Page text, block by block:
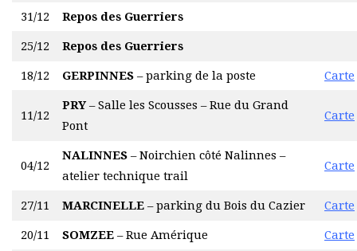
31/12 Repos des Guerriers
25/12 Repos des Guerriers
18/12 GERPINNES – parking de la poste Carte
11/12
PRY– Salle les Scousses – Rue du Grand
Pont
Carte
04/12
NALINNES – Noirchien côté Nalinnes –
atelier technique trail
Carte
27/11 MARCINELLE – parking du Bois du Cazier Carte
20/11 SOMZEE – Rue Amérique Carte